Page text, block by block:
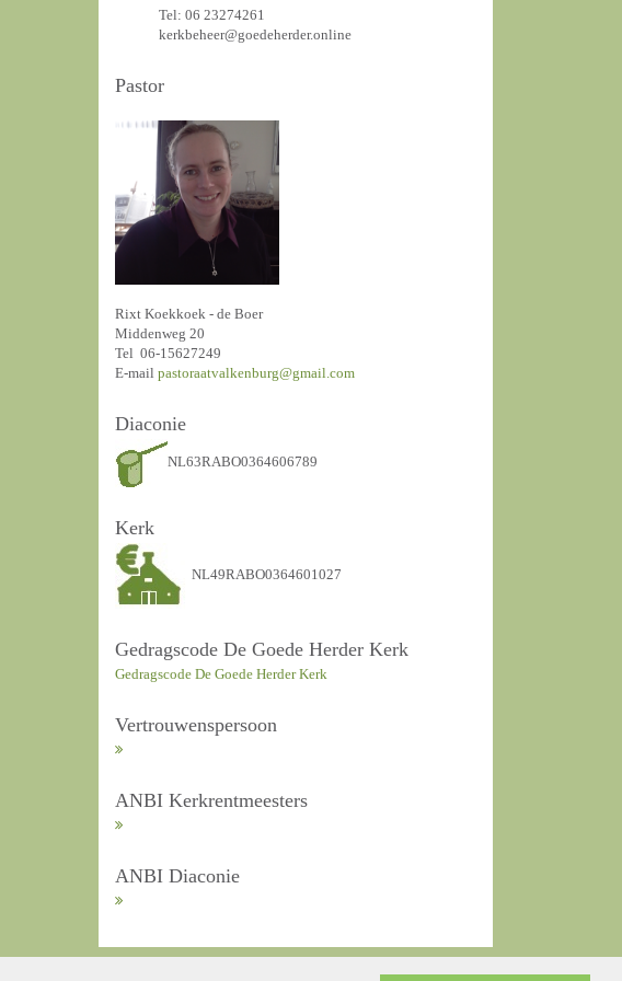
Tel: 06 23274261
kerkbeheer@goedeherder.online
Pastor
Rixt Koekkoek - de Boer
Middenweg 20
Tel 06-15627249
E-mailpastoraatvalkenburg@gmail.com
Diaconie
NL63RABO0364606789
Kerk
NL49RABO0364601027
Gedragscode De Goede Herder Kerk
Gedragscode De Goede Herder Kerk
Vertrouwenspersoon
ANBI Kerkrentmeesters
ANBI Diaconie